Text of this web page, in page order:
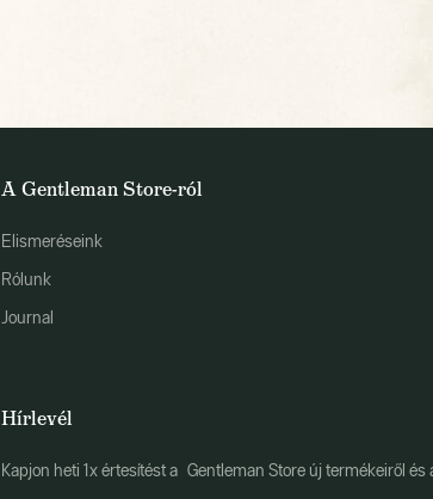
A Gentleman Store-ról
Elismeréseink
Rólunk
Journal
Hírlevél
Kapjon heti 1x értesítést a Gentleman Store új termékeiről